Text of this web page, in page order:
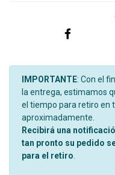
IMPORTANTE: Con el
la entrega, estimamos
el tiempo para retiro en
aproximadamente.
Recibirá una
tan pronto su pedido
para el retiro